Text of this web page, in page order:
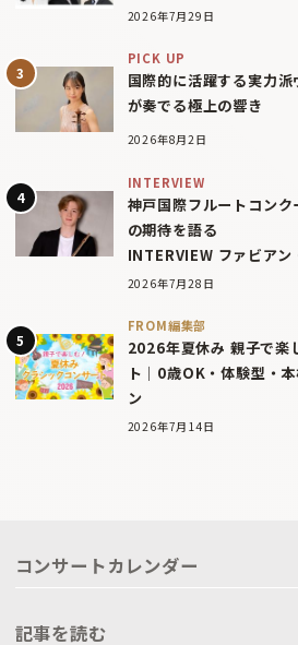
2026年7月29日
PICK UP
国際的に活躍する実力
が奏でる極上の響き
2026年8月2日
INTERVIEW
神戸国際フルートコン
の期待を語る
INTERVIEW ファビアン
2026年7月28日
FROM編集部
2026年夏休み 親子で
ト｜0歳OK・体験型・
ン
2026年7月14日
コンサートカレンダー
記事を読む